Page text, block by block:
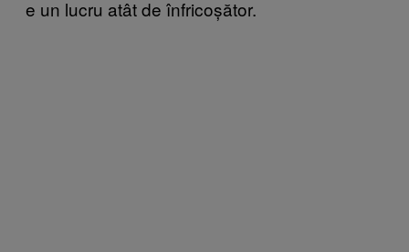
e un lucru atât de înfricoșător.